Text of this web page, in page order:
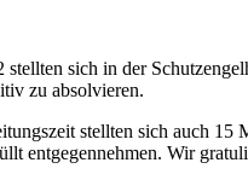
sich in der
zu absolvieren.
stellten sich auch
entgegennehmen. Wir